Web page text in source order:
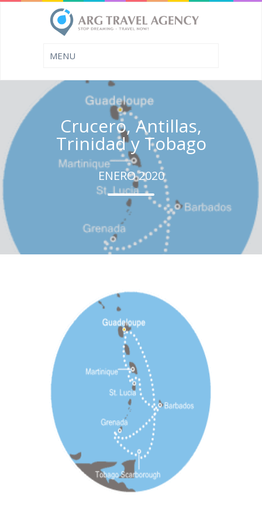
Crucero, Antillas,
Trinidad y Tobago
ENERO 2020